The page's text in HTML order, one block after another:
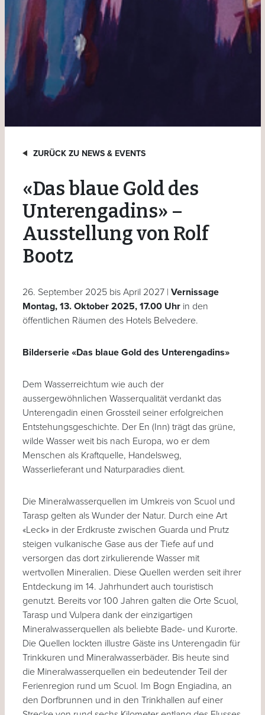
ZURÜCK ZU NEWS & EVENTS
«Das blaue Gold des
Unterengadins» –
Ausstellung von Rolf
Bootz
26. September 2025 bis April 2027 | Vernissage
Montag, 13. Oktober 2025, 17.00 Uhr in den
öffentlichen Räumen des Hotels Belvedere.
Bilderserie «Das blaue Gold des Unterengadins»
Dem Wasserreichtum wie auch der
aussergewöhnlichen Wasserqualität verdankt das
Unterengadin einen Grossteil seiner erfolgreichen
Entstehungsgeschichte. Der En (Inn) trägt das grüne,
wilde Wasser weit bis nach Europa, wo er dem
Menschen als Kraftquelle, Handelsweg,
Wasserlieferant und Naturparadies dient.
Die Mineralwasserquellen im Umkreis von Scuol und
Tarasp gelten als Wunder der Natur. Durch eine Art
«Leck» in der Erdkruste zwischen Guarda und Prutz
steigen vulkanische Gase aus der Tiefe auf und
versorgen das dort zirkulierende Wasser mit
wertvollen Mineralien. Diese Quellen werden seit ihrer
Entdeckung im 14. Jahrhundert auch touristisch
genutzt. Bereits vor 100 Jahren galten die Orte Scuol,
Tarasp und Vulpera dank der einzigartigen
Mineralwasserquellen als beliebte Bade- und Kurorte.
Die Quellen lockten illustre Gäste ins Unterengadin für
Trinkkuren und Mineralwasserbäder. Bis heute sind
die Mineralwasserquellen ein bedeutender Teil der
Ferienregion rund um Scuol. Im Bogn Engiadina, an
den Dorfbrunnen und in den Trinkhallen auf einer